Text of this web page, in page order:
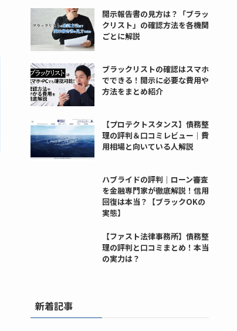
開示報告書の見方は？「ブラッ
クリスト」の確認方法を各機関
ごとに解説
ブラックリストの確認はスマホ
でできる！開示に必要な費用や
方法をまとめ紹介
【プロテクトスタンス】債務整
理の評判＆口コミレビュー｜費
用相場と向いている人解説
ハブライドの評判｜ローン審査
を金融専門家が徹底解説！信用
回復は本当？【ブラックOKの
実態】
【ファスト法律事務所】債務整
理の評判と口コミまとめ！本当
の実力は？
新着記事